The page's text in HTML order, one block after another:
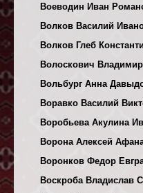
Воеводин Иван
Волков Василий
Волков Глеб
Волоскович
Вольбург Анна
Воравко Василий
Воробьева Акулина
Ворона Алексей
Воронков Федор
Воскроба Владислав